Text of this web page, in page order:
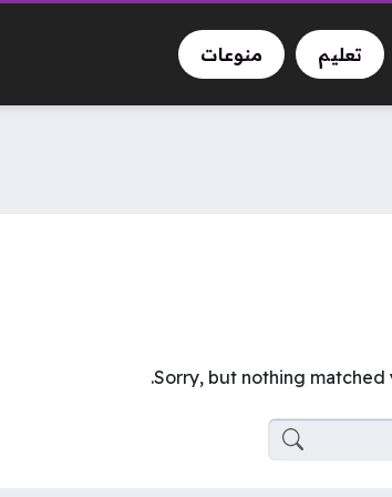
تعليم منوعات
Sorry, but nothing matched